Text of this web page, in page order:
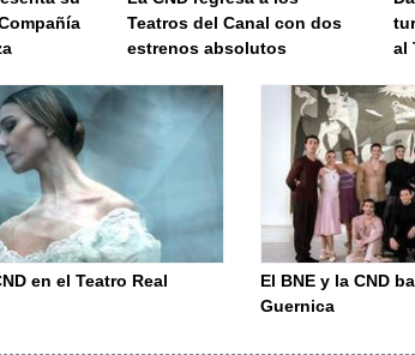
Teatros del Canal con dos
estrenos absolutos
al
en el Teatro Real
El BNE y la CND
Guernica